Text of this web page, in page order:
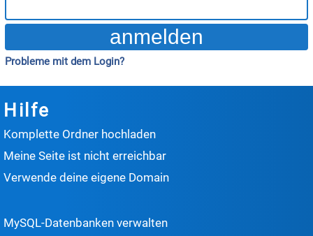
Probleme mit dem Login?
Hilfe
Komplette Ordner hochladen
Meine Seite ist nicht erreichbar
Verwende deine eigene Domain
MySQL-Datenbanken verwalten